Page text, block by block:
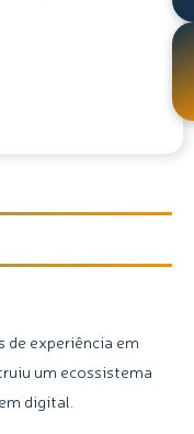
de experiência em
um ecossistema
digital.